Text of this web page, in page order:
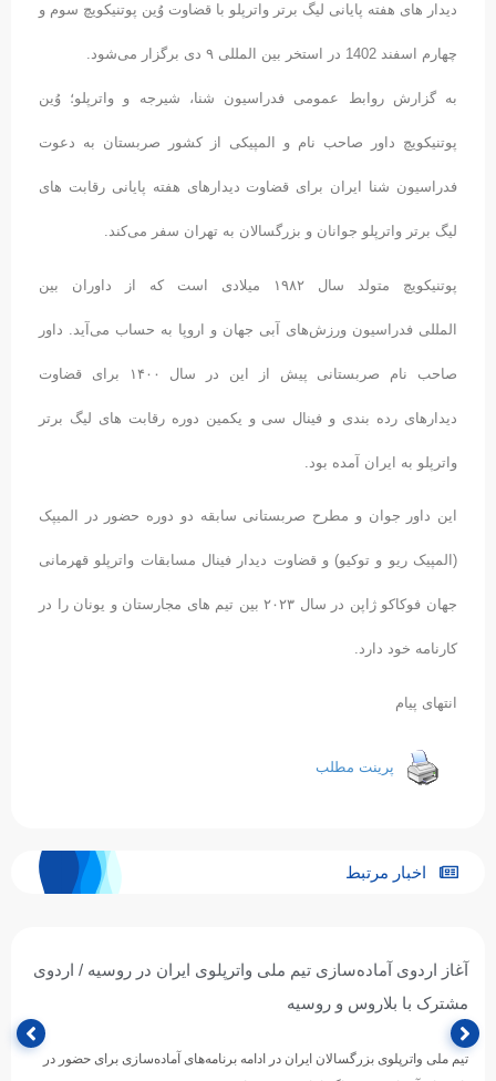
دیدار های هفته پایانی لیگ برتر واترپلو با قضاوت وُین پوتنیکویچ سوم و
چهارم اسفند 1402 در استخر بین المللی ۹ دی برگزار می‌شود.
به گزارش روابط عمومی فدراسیون شنا، شیرجه و واترپلو؛ وُین
پوتنیکویچ داور صاحب نام و المپیکی از کشور صربستان به دعوت
فدراسیون شنا ایران برای قضاوت دیدار‌های هفته پایانی رقابت های
لیگ برتر واترپلو جوانان و بزرگسالان به تهران سفر می‌کند.
پوتنیکویچ متولد سال ۱۹۸۲ میلادی است که از داوران بین
المللی فدراسیون ورزش‌های آبی جهان و اروپا به حساب می‌آید. داور
صاحب نام صربستانی پیش از این در سال ۱۴۰۰ برای قضاوت
دیدار‌های رده بندی و فینال سی و یکمین دوره رقابت های لیگ برتر
واترپلو به ایران آمده بود.
این داور جوان و مطرح صربستانی سابقه دو دوره حضور در المیپک
(المپیک ریو و توکیو) و قضاوت دیدار فینال مسابقات واترپلو قهرمانی
جهان فوکاکو ژاپن در سال ۲۰۲۳ بین تیم های مجارستان و یونان را در
کارنامه خود دارد.
انتهای پیام
پرینت مطلب
اخبار مرتبط
آغاز اردوی آماده‌سازی تیم ملی واترپلوی ایران در روسیه / اردوی
مشترک با بلاروس و روسیه
تیم ملی واترپلوی بزرگسالان ایران در ادامه برنامه‌های آماده‌سازی برای حضور در